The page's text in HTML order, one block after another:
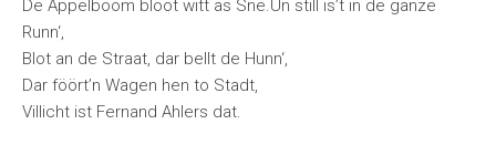
De Appelbööm blööt witt as Sne.Un still is’t in de ganze
Runn‘,
Blot an de Straat, dar bellt de Hunn‘,
Dar föört’n Wagen hen to Stadt,
Villicht ist Fernand Ahlers dat.